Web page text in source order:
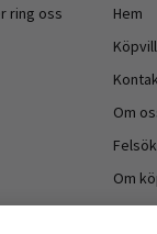
ring oss
Hem
Om
Om